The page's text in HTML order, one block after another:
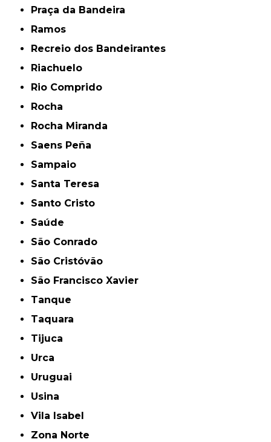
Praça da Bandeira
Ramos
Recreio dos Bandeirantes
Riachuelo
Rio Comprido
Rocha
Rocha Miranda
Saens Peña
Sampaio
Santa Teresa
Santo Cristo
Saúde
São Conrado
São Cristóvão
São Francisco Xavier
Tanque
Taquara
Tijuca
Urca
Uruguai
Usina
Vila Isabel
Zona Norte